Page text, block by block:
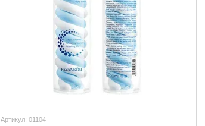
Артикул: 01104